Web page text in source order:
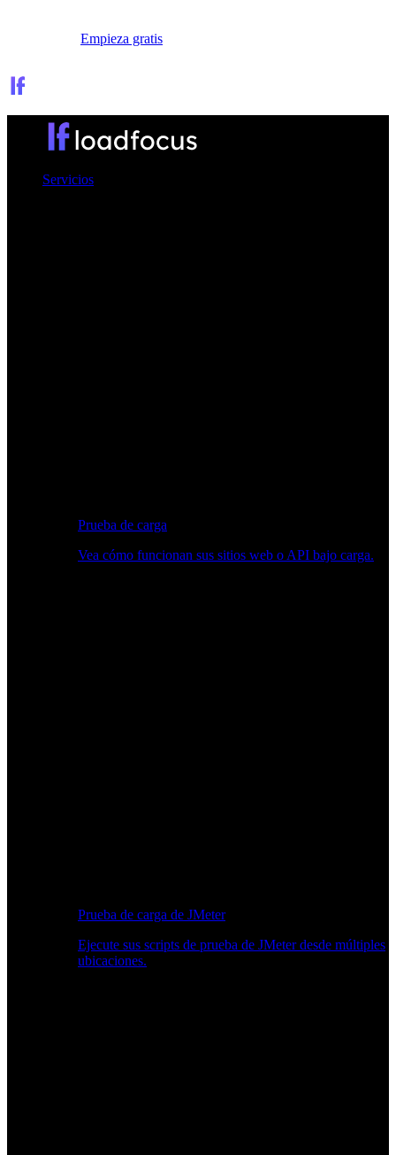
Empieza gratis
Servicios
Prueba de carga
Vea cómo funcionan sus sitios web o API bajo carga.
Prueba de carga de JMeter
Ejecute sus scripts de prueba de JMeter desde múltiples
ubicaciones.